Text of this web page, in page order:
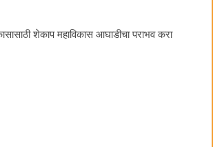
शेकाप महाविकास आघाडीचा पराभव करा